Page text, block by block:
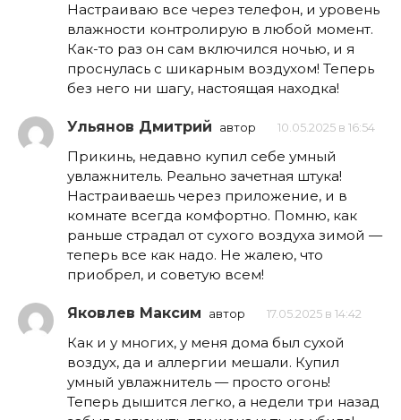
Настраиваю все через телефон, и уровень
влажности контролирую в любой момент.
Как-то раз он сам включился ночью, и я
проснулась с шикарным воздухом! Теперь
без него ни шагу, настоящая находка!
Ульянов Дмитрий автор 10.05.2025 в 16:54
Прикинь, недавно купил себе умный
увлажнитель. Реально зачетная штука!
Настраиваешь через приложение, и в
комнате всегда комфортно. Помню, как
раньше страдал от сухого воздуха зимой —
теперь все как надо. Не жалею, что
приобрел, и советую всем!
Яковлев Максим автор 17.05.2025 в 14:42
Как и у многих, у меня дома был сухой
воздух, да и аллергии мешали. Купил
умный увлажнитель — просто огонь!
Теперь дышится легко, а недели три назад